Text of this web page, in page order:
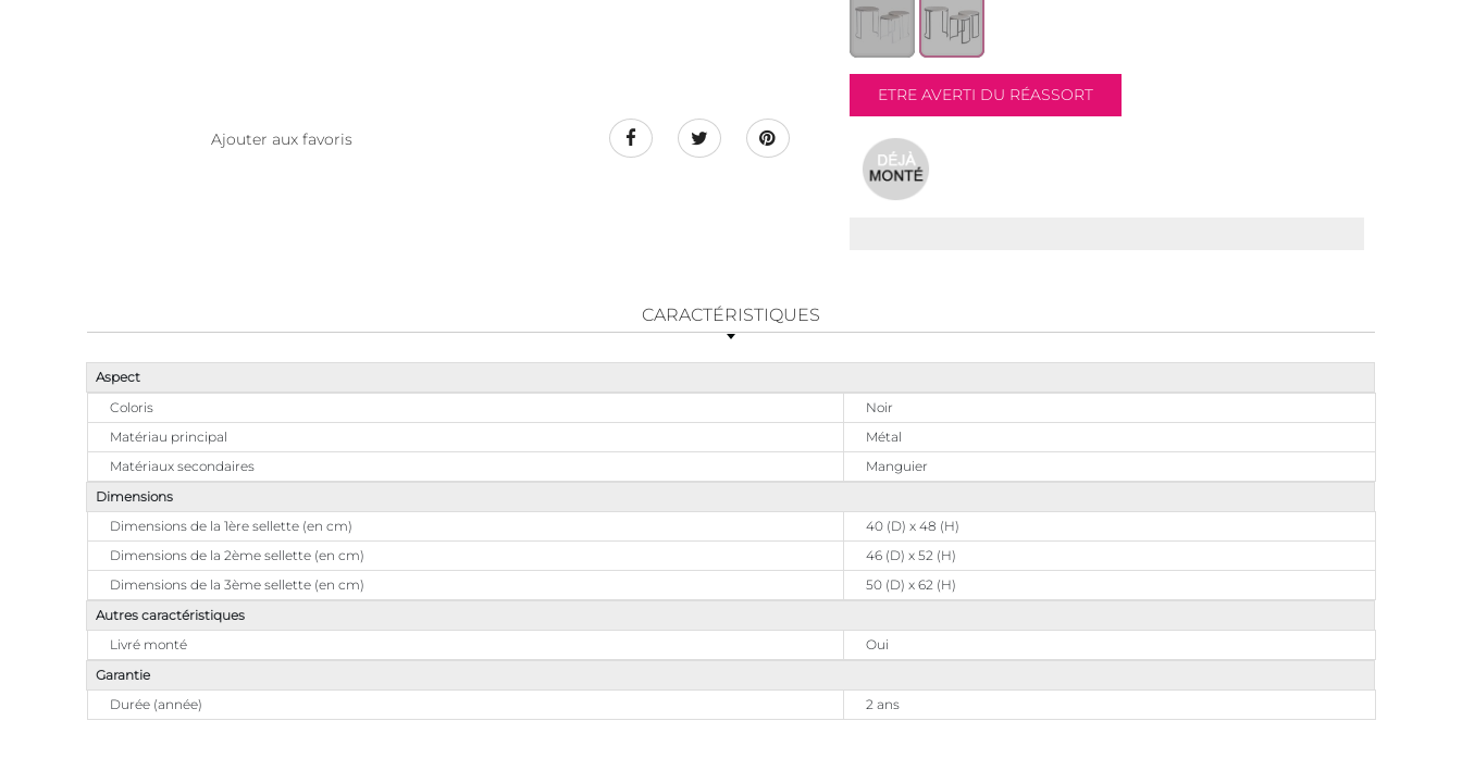
Ajouter aux favoris
CARACTÉRISTIQUES
Aspect
Coloris
Noir
Matériau principal
Métal
Matériaux secondaires
Manguier
Dimensions
Dimensions de la 1ère sellette (en cm)
40 (D) x 48 (H)
Dimensions de la 2ème sellette (en cm)
46 (D) x 52 (H)
Dimensions de la 3ème sellette (en cm)
50 (D) x 62 (H)
Autres caractéristiques
Livré monté
Oui
Garantie
Durée (année)
2 ans